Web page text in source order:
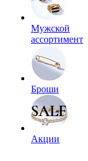
Мужской
ассортимент
Броши
Акции